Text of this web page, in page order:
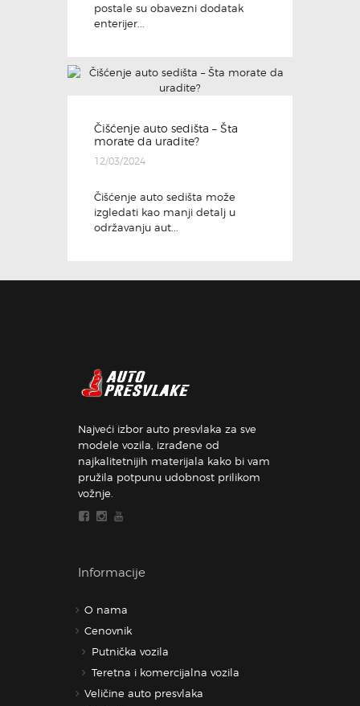
postale su obavezni dodatak
enterijer...
Čišćenje auto sedišta – Šta
morate da uradite?
12/03/2024
Čišćenje auto sedišta može
izgledati kao manji detalj u
održavanju aut...
Najveći izbor auto presvlaka za sve
modele vozila, izrađene od
najkalitetnijih materijala kako bi vam
pružila potpunu udobnost prilikom
vožnje.
Informacije
O nama
Cenovnik
Putnička vozila
Teretna i komercijalna vozila
Veličine auto presvlaka